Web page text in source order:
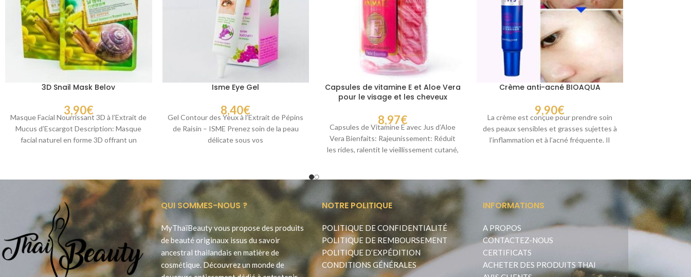
3D Snail Mask Belov
3,90€
Masque Facial Nourrissant 3D à l’Extrait de
Mucus d’Escargot Description: Masque
facial naturel en forme 3D offrant un
Isme Eye Gel
8,40€
Gel Contour des Yeux à l’Extrait de Pépins
de Raisin – ISME Prenez soin de la peau
délicate sous vos
Capsules de vitamine E et Aloe Vera
pour le visage et les cheveux
8,97€
Capsules de Vitamine E avec Jus d’Aloe
Vera Bienfaits: Rajeunissement: Réduit
les rides, ralentit le vieillissement cutané,
Crème anti-acné BIOAQUA
9,90€
La crème est conçue pour prendre soin
des peaux sensibles et grasses sujettes à
l’inflammation et à l’acné fréquente. Il
QUI SOMMES-NOUS ?
MyThaïBeauty vous propose des produits
de beauté originaux issus du savoir
ancestral thailandais en matière de
cosmétique. Découvrez un monde de
NOTRE POLITIQUE
POLITIQUE DE CONFIDENTIALITÉ
POLITIQUE DE REMBOURSEMENT
POLITIQUE D’EXPÉDITION
CONDITIONS GÉNÉRALES
INFORMATIONS
A PROPOS
CONTACTEZ-NOUS
CERTIFICATS
ACHETER DES PRODUITS THAI